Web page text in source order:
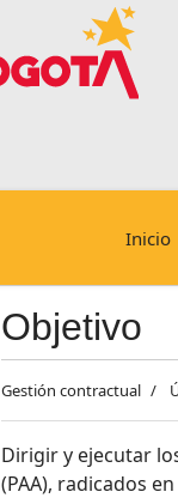
Inicio
Objetivo
Gestión contractual
Dirigir y ejecutar
(PAA), radicados